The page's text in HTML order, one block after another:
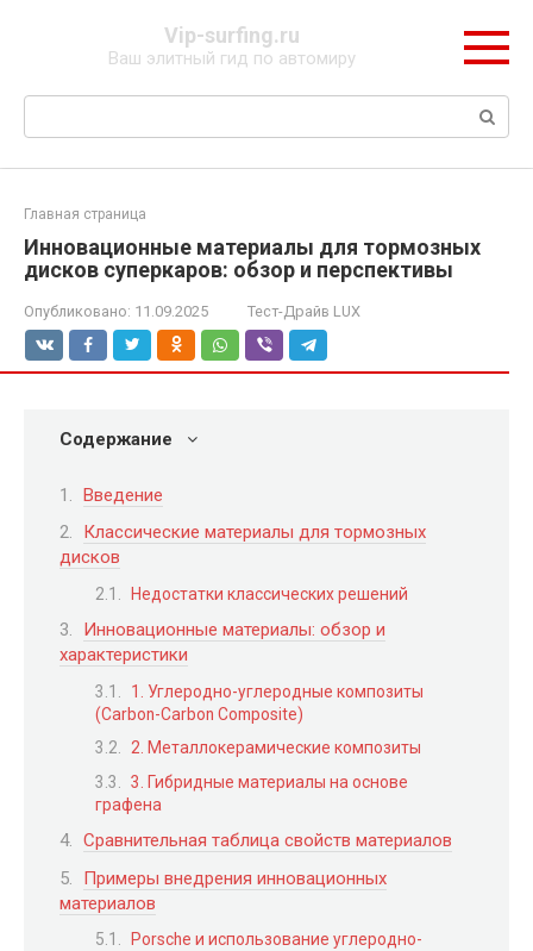
Vip-surfing.ru
Ваш элитный гид по автомиру
Поиск:
Главная страница
Инновационные материалы для тормозных
дисков суперкаров: обзор и перспективы
Опубликовано: 11.09.2025 Тест-Драйв LUX
Содержание
Введение
Классические материалы для тормозных
дисков
Недостатки классических решений
Инновационные материалы: обзор и
характеристики
1. Углеродно-углеродные композиты
(Carbon-Carbon Composite)
2. Металлокерамические композиты
3. Гибридные материалы на основе
графена
Сравнительная таблица свойств материалов
Примеры внедрения инновационных
материалов
Porsche и использование углеродно-